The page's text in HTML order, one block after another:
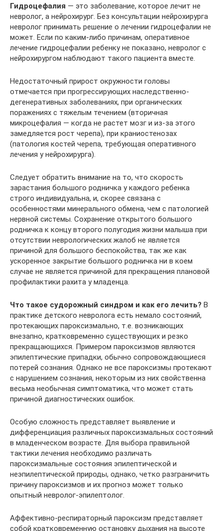
Гидроцефалия — это заболевание, которое лечит не
невролог, а нейрохирург. Без консультации нейрохирурга
невролог принимать решение о лечении гидроцефалии не
может. Если по каким-либо причинам, оперативное
лечение гидроцефалии ребенку не показано, невролог с
нейрохирургом наблюдают такого пациента вместе.
Недостаточный прирост окружности головы
отмечается при прогрессирующих наследственно-
дегенеративных заболеваниях, при органических
поражениях с тяжелым течением (вторичная
микроцефалия — когда не растет мозг и из-за этого
замедляется рост черепа), при краниостенозах
(патология костей черепа, требующая оперативного
лечения у нейрохирурга).
Следует обратить внимание на то, что скорость
зарастания большого родничка у каждого ребенка
строго индивидуальна, и, скорее связана с
особенностями минерального обмена, чем с патологией
нервной системы. Сохранение открытого большого
родничка к концу второго полугодия жизни малыша при
отсутствии неврологических жалоб не является
причиной для большого беспокойства, так же как
ускоренное закрытие большого родничка ни в коем
случае не является причиной для прекращения плановой
профилактики рахита у младенца.
Что такое судорожный синдром и как его лечить? В
практике детского невролога есть немало состояний,
протекающих пароксизмально, т.е. возникающих
внезапно, кратковременно существующих и резко
прекращающихся. Примером пароксизмов являются
эпилептические припадки, обычно сопровождающиеся
потерей сознания. Однако не все пароксизмы протекают
с нарушением сознания, некоторым из них свойственна
весьма необычная симптоматика, что может стать
причиной диагностических ошибок.
Особую сложность представляет выявление и
дифференциация различных пароксизмальных состояний
в младенческом возрасте. Для выбора правильной
тактики лечения необходимо различать
пароксизмальные состояния эпилептической и
неэпилептической природы, однако, четко разграничить
причину пароксизмов и их прогноз может только
опытный невролог-эпилептолог.
Аффективно-респираторный пароксизм представляет
собой кратковременную остановку дыхания на высоте